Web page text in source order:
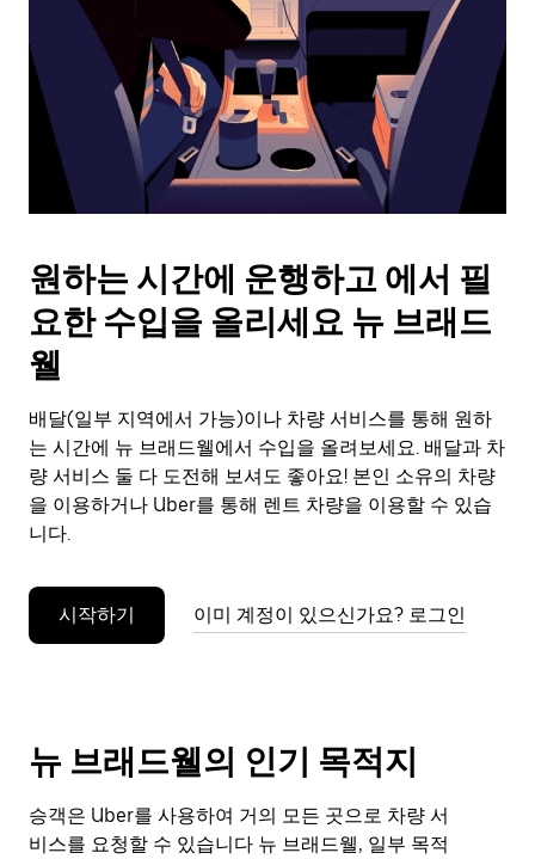
러
날
짜
캘
린
더
를
닫
려
면
Esc
키
를
누
세
원하는 시간에 운행하고 에서 필
요한 수입을 올리세요 뉴 브래드
웰
배달(일부 지역에서 가능)이나 차량 서비스를 통해 원하
는 시간에 뉴 브래드웰에서 수입을 올려보세요. 배달과 차
량 서비스 둘 다 도전해 보셔도 좋아요! 본인 소유의 차량
을 이용하거나 Uber를 통해 렌트 차량을 이용할 수 있습
니다.
시작하기 이미 계정이 있으신가요? 로그인
뉴 브래드웰의 인기 목적지
승객은 Uber를 사용하여 거의 모든 곳으로 차량 서
비스를 요청할 수 있습니다 뉴 브래드웰, 일부 목적